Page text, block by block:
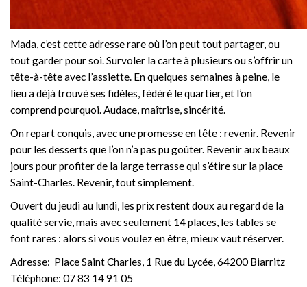
Mada, c’est cette adresse rare où l’on peut tout partager, ou
tout garder pour soi. Survoler la carte à plusieurs ou s’offrir un
tête-à-tête avec l’assiette. En quelques semaines à peine, le
lieu a déjà trouvé ses fidèles, fédéré le quartier, et l’on
comprend pourquoi. Audace, maîtrise, sincérité.
On repart conquis, avec une promesse en tête : revenir. Revenir
pour les desserts que l’on n’a pas pu goûter. Revenir aux beaux
jours pour profiter de la large terrasse qui s’étire sur la place
Saint-Charles. Revenir, tout simplement.
Ouvert du jeudi au lundi, les prix restent doux au regard de la
qualité servie, mais avec seulement 14 places, les tables se
font rares : alors si vous voulez en être, mieux vaut réserver.
Adresse: Place Saint Charles, 1 Rue du Lycée, 64200 Biarritz
Téléphone: 07 83 14 91 05